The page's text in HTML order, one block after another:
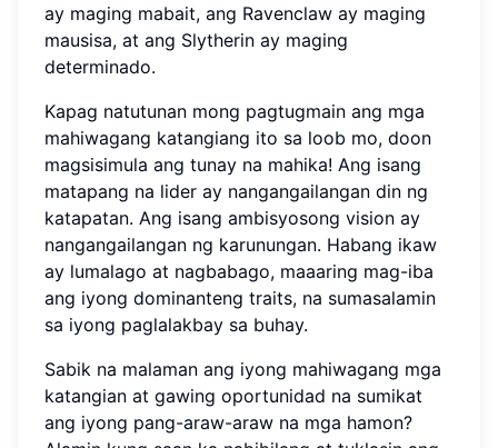
ay maging mabait, ang Ravenclaw ay maging
mausisa, at ang Slytherin ay maging
determinado.
Kapag natutunan mong pagtugmain ang mga
mahiwagang katangiang ito sa loob mo, doon
magsisimula ang tunay na mahika! Ang isang
matapang na lider ay nangangailangan din ng
katapatan. Ang isang ambisyosong vision ay
nangangailangan ng karunungan. Habang ikaw
ay lumalago at nagbabago, maaaring mag-iba
ang iyong dominanteng traits, na sumasalamin
sa iyong paglalakbay sa buhay.
Sabik na malaman ang iyong mahiwagang mga
katangian at gawing oportunidad na sumikat
ang iyong pang-araw-araw na mga hamon?